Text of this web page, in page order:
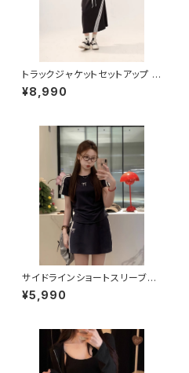
トラックジャケットセットアップ 1
013-240905001set
¥8,990
サイドラインショートスリーブセ
ット 1013-240806014set
¥5,990